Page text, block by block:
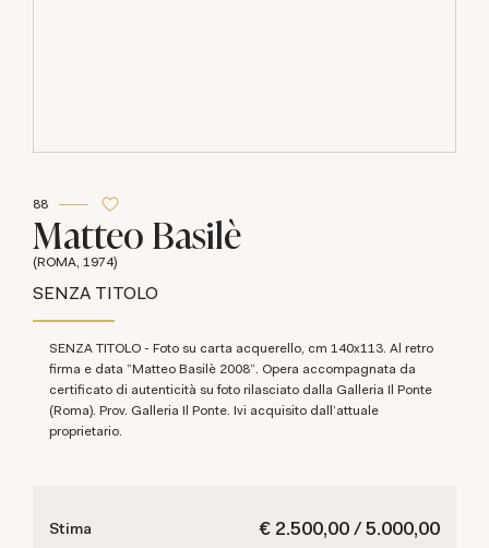
88
Matteo Basilè
(ROMA, 1974)
SENZA TITOLO
SENZA TITOLO - Foto su carta acquerello, cm 140x113. Al retro
firma e data "Matteo Basilè 2008". Opera accompagnata da
certificato di autenticità su foto rilasciato dalla Galleria Il Ponte
(Roma). Prov. Galleria Il Ponte. Ivi acquisito dall'attuale
proprietario.
€ 2.500,00 / 5.000,00
Stima